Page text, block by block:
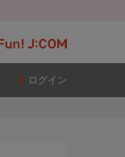
ログイン